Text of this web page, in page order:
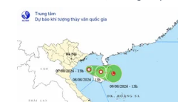
lớn trên nhiều vùng biển.